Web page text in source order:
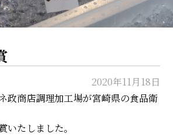
2020年11月18日
政商店調理加工場が宮崎県の食品衛
いたしました。